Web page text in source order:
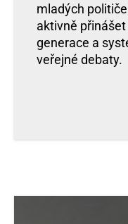
mladých
aktivně
generace a
veřejné debaty.